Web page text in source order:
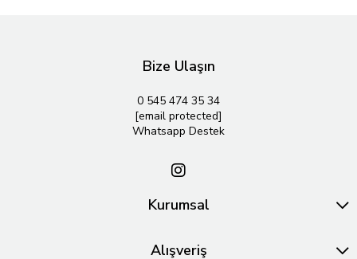
Bize Ulaşın
0 545 474 35 34
[email protected]
Whatsapp Destek
Kurumsal
Alışveriş